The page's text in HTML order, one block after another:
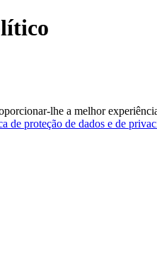
lhe a melhor
de proteção de dados e de